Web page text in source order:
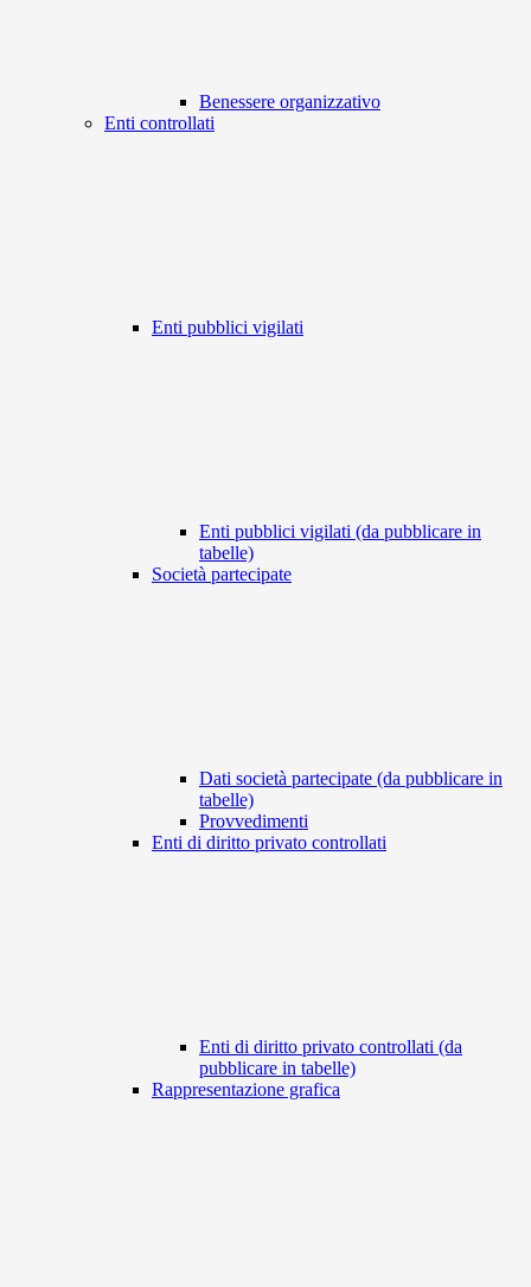
Benessere organizzativo
Enti controllati
Enti pubblici vigilati
Enti pubblici vigilati (da pubblicare in
tabelle)
Società partecipate
Dati società partecipate (da pubblicare in
tabelle)
Provvedimenti
Enti di diritto privato controllati
Enti di diritto privato controllati (da
pubblicare in tabelle)
Rappresentazione grafica